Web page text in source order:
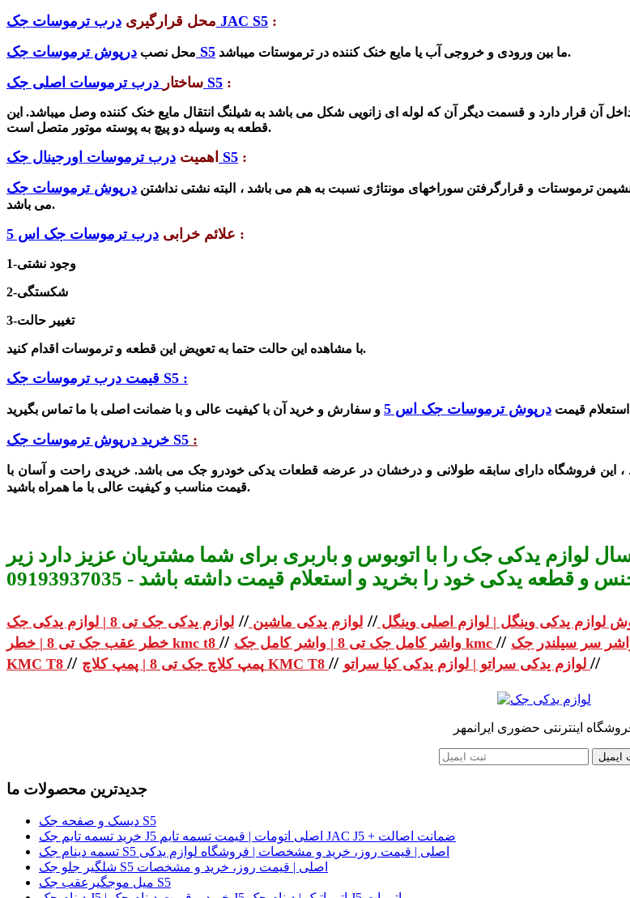
محل قرارگیری درب ترموسات جک JAC S5 :
محل نصب درپوش ترموسات جک S5 ما بین ورودی و خروجی آب یا مایع خنک کننده در ترموستات میباشد.
ساختار درب ترموسات اصلی جک S5 :
قرار دارد و قسمت دیگر آن که لوله ای زانویی شکل می باشد به شیلنگ انتقال مایع خنک کننده وصل میباشد. این
قطعه به وسیله دو پیچ به پوسته موتور متصل است.
اهمیت درب ترموسات اورجینال جک S5 :
ترموستات و قرارگرفتن سوراخهای مونتاژی نسبت به هم می باشد ، البته نشتی نداشتن
می باشد.
علائم خرابی درب ترموسات جک اس 5 :
1-وجود نشتی
2-شکستگی
3-تغییر حالت
با مشاهده این حالت حتما به تعویض این قطعه و ترموسات اقدام کنید.
قیمت درب ترموسات جک S5 :
قیمت درپوش ترموسات جک اس 5
خرید درپوش ترموسات جک S5 :
، اینفروشگاه دارای سابقه طولانی و درخشان در عرضه قطعات یدکی خودرو جک می باشد. خریدی راحت و آسان با
قیمت مناسب و کیفیت عالی با ما همراه باشید.
لوازم یدکی جک را با اتوبوس و باربری برای شما مشتریان عزیز دارد زیر
و قطعه یدکی خود را بخرید و استعلام قیمت داشته باشد - 09193937035
لوازم یدکی وینگل | لوازم اصلی وینگل // لوازم یدکی ماشین //
خطر عقب جک تی 8 | خطر kmc t8 // واشر کامل جک تی 8 | واشر کامل جک kmc //
KMC T8 // پمپ کلاچ جک تی 8 | پمپ کلاچ KMC T8 // //
اینترنتی حضوری ایرانمهر
ایمیل
جدیدترین محصولات ما
دیسک و صفحه جک S5
خرید تسمه تایم جک J5 اصلی اتومات | قیمت تسمه تایم JAC J5 + ضمانت اصالت
تسمه دینام جک S5 اصلی | قیمت روز، خرید و مشخصات | فروشگاه لوازم یدکی
شلگیر جلو جک S5 اصلی | قیمت روز، خرید و مشخصات
میل موجگیرعقب جک S5